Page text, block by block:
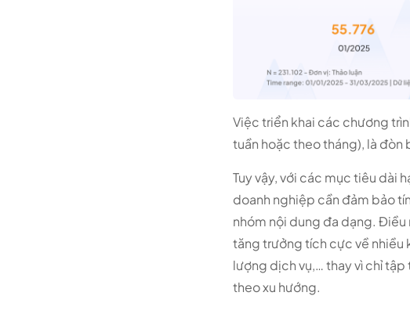
Việc triển khai các chương
tuần hoặc theo tháng), là đòn
Tuy vậy, với các mục tiêu dài
doanh nghiệp cần đảm bảo
nhóm nội dung đa dạng.
tăng trưởng tích cực về nhiều
lượng dịch vụ,… thay vì chỉ
theo xu hướng.